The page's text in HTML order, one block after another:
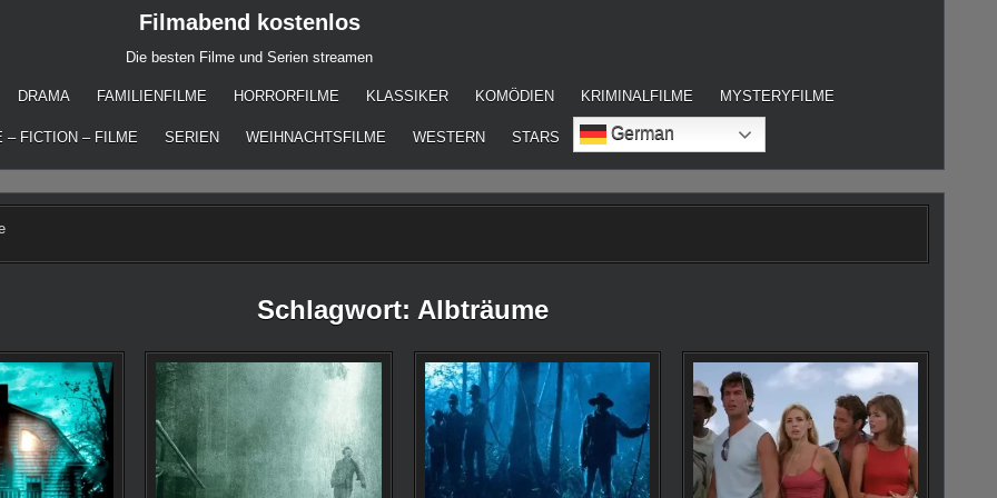
Filmabend kostenlos
Die besten Filme und Serien streamen
DRAMA FAMILIENFILME HORRORFILME KLASSIKER KOMÖDIEN KRIMINALFILME MYSTERYFILME
– FICTION – FILME SERIEN WEIHNACHTSFILME WESTERN STARS German
Schlagwort: Albträume